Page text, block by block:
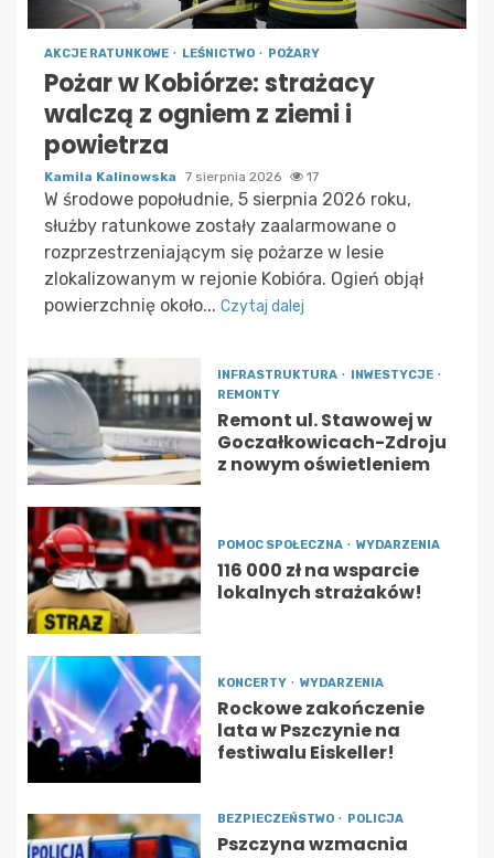
AKCJE RATUNKOWE LEŚNICTWO POŻARY
Pożar w Kobiórze: strażacy
walczą z ogniem z ziemi i
powietrza
Kamila Kalinowska 7 sierpnia 2026 17
W środowe popołudnie, 5 sierpnia 2026 roku,
służby ratunkowe zostały zaalarmowane o
rozprzestrzeniającym się pożarze w lesie
zlokalizowanym w rejonie Kobióra. Ogień objął
powierzchnię około... Czytaj dalej
INFRASTRUKTURA
INWESTYCJE
REMONTY
Remont ul. Stawowej w
Goczałkowicach-Zdroju
z nowym oświetleniem
POMOC SPOŁECZNA WYDARZENIA
116 000 zł na wsparcie
lokalnych strażaków!
KONCERTY WYDARZENIA
Rockowe zakończenie
lata w Pszczynie na
festiwalu Eiskeller!
BEZPIECZEŃSTWO POLICJA
Pszczyna wzmacnia